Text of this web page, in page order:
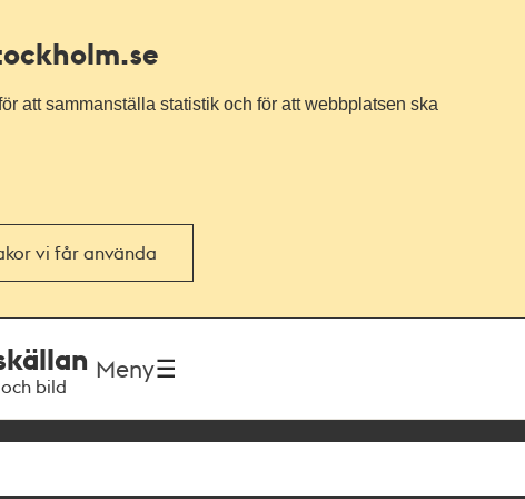
att sammanställa statistik och för att webbplatsen ska
vi får använda
bild
Meny